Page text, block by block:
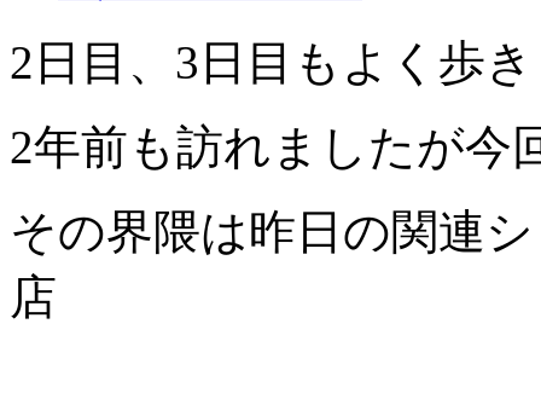
2日目、3日目もよく歩
2年前も訪れましたが今
その界隈は昨日の関連
店